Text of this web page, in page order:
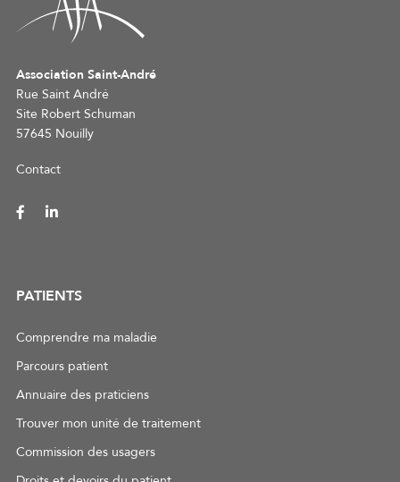
Association Saint-André
Rue Saint André
Site Robert Schuman
57645 Nouilly
Contact
PATIENTS
Comprendre ma maladie
Parcours patient
Annuaire des praticiens
Trouver mon unité de traitement
Commission des usagers